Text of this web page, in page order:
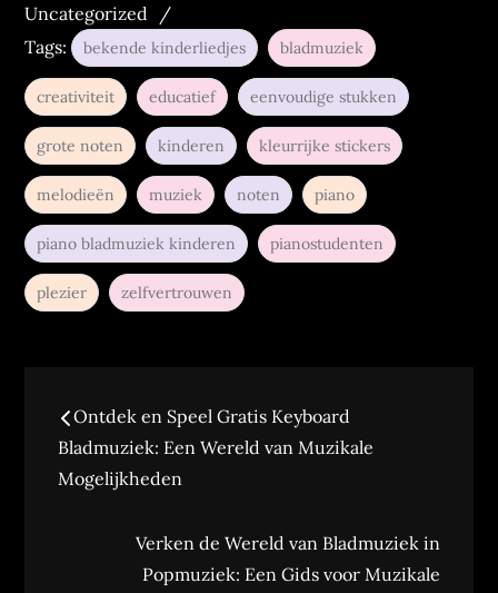
Uncategorized
Tags:
bekende kinderliedjes bladmuziek
creativiteit educatief eenvoudige stukken
grote noten kinderen kleurrijke stickers
melodieën muziek noten piano
piano bladmuziek kinderen pianostudenten
plezier zelfvertrouwen
Bericht
navigatie
Ontdek en Speel Gratis Keyboard
Bladmuziek: Een Wereld van Muzikale
Mogelijkheden
Verken de Wereld van Bladmuziek in
Popmuziek: Een Gids voor Muzikale